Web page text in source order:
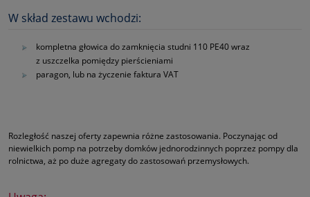
W skład zestawu wchodzi:
kompletna głowica do zamknięcia studni 110 PE40 wraz
z uszczelka pomiędzy pierścieniami
paragon, lub na życzenie faktura VAT
Rozległość naszej oferty zapewnia różne zastosowania. Poczynając od
niewielkich pomp na potrzeby domków jednorodzinnych poprzez pompy dla
rolnictwa, aż po duże agregaty do zastosowań przemysłowych.